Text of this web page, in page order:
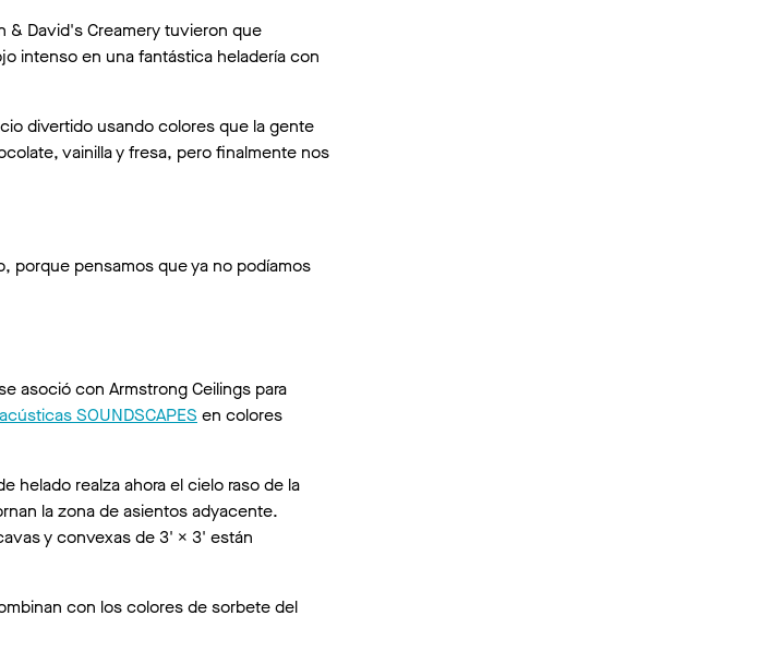
& David's Creamery tuvieron que
intenso en una fantástica heladería con
divertido usando colores que la gente
vainilla y fresa, pero finalmente nos
porque pensamos que ya no podíamos
asoció con Armstrong Ceilings para
SOUNDSCAPES en colores
helado realza ahora el cielo raso de la
la zona de asientos adyacente.
y convexas de 3' × 3' están
con los colores de sorbete del